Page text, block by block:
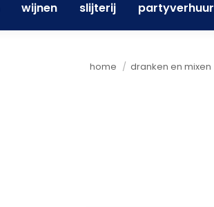
wijnen slijterij partyverhuur
Je bent hier:
home dranken en mixen